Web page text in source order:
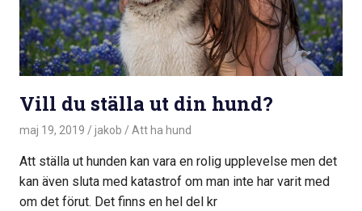
Vill du ställa ut din hund?
maj 19, 2019 jakob Att ha hund
Att ställa ut hunden kan vara en rolig upplevelse men det
kan även sluta med katastrof om man inte har varit med
om det förut. Det finns en hel del kr